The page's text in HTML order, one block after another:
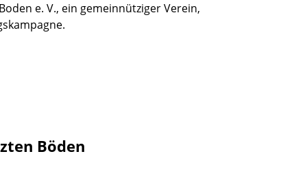
e. V., ein gemeinnütziger Verein,
Böden